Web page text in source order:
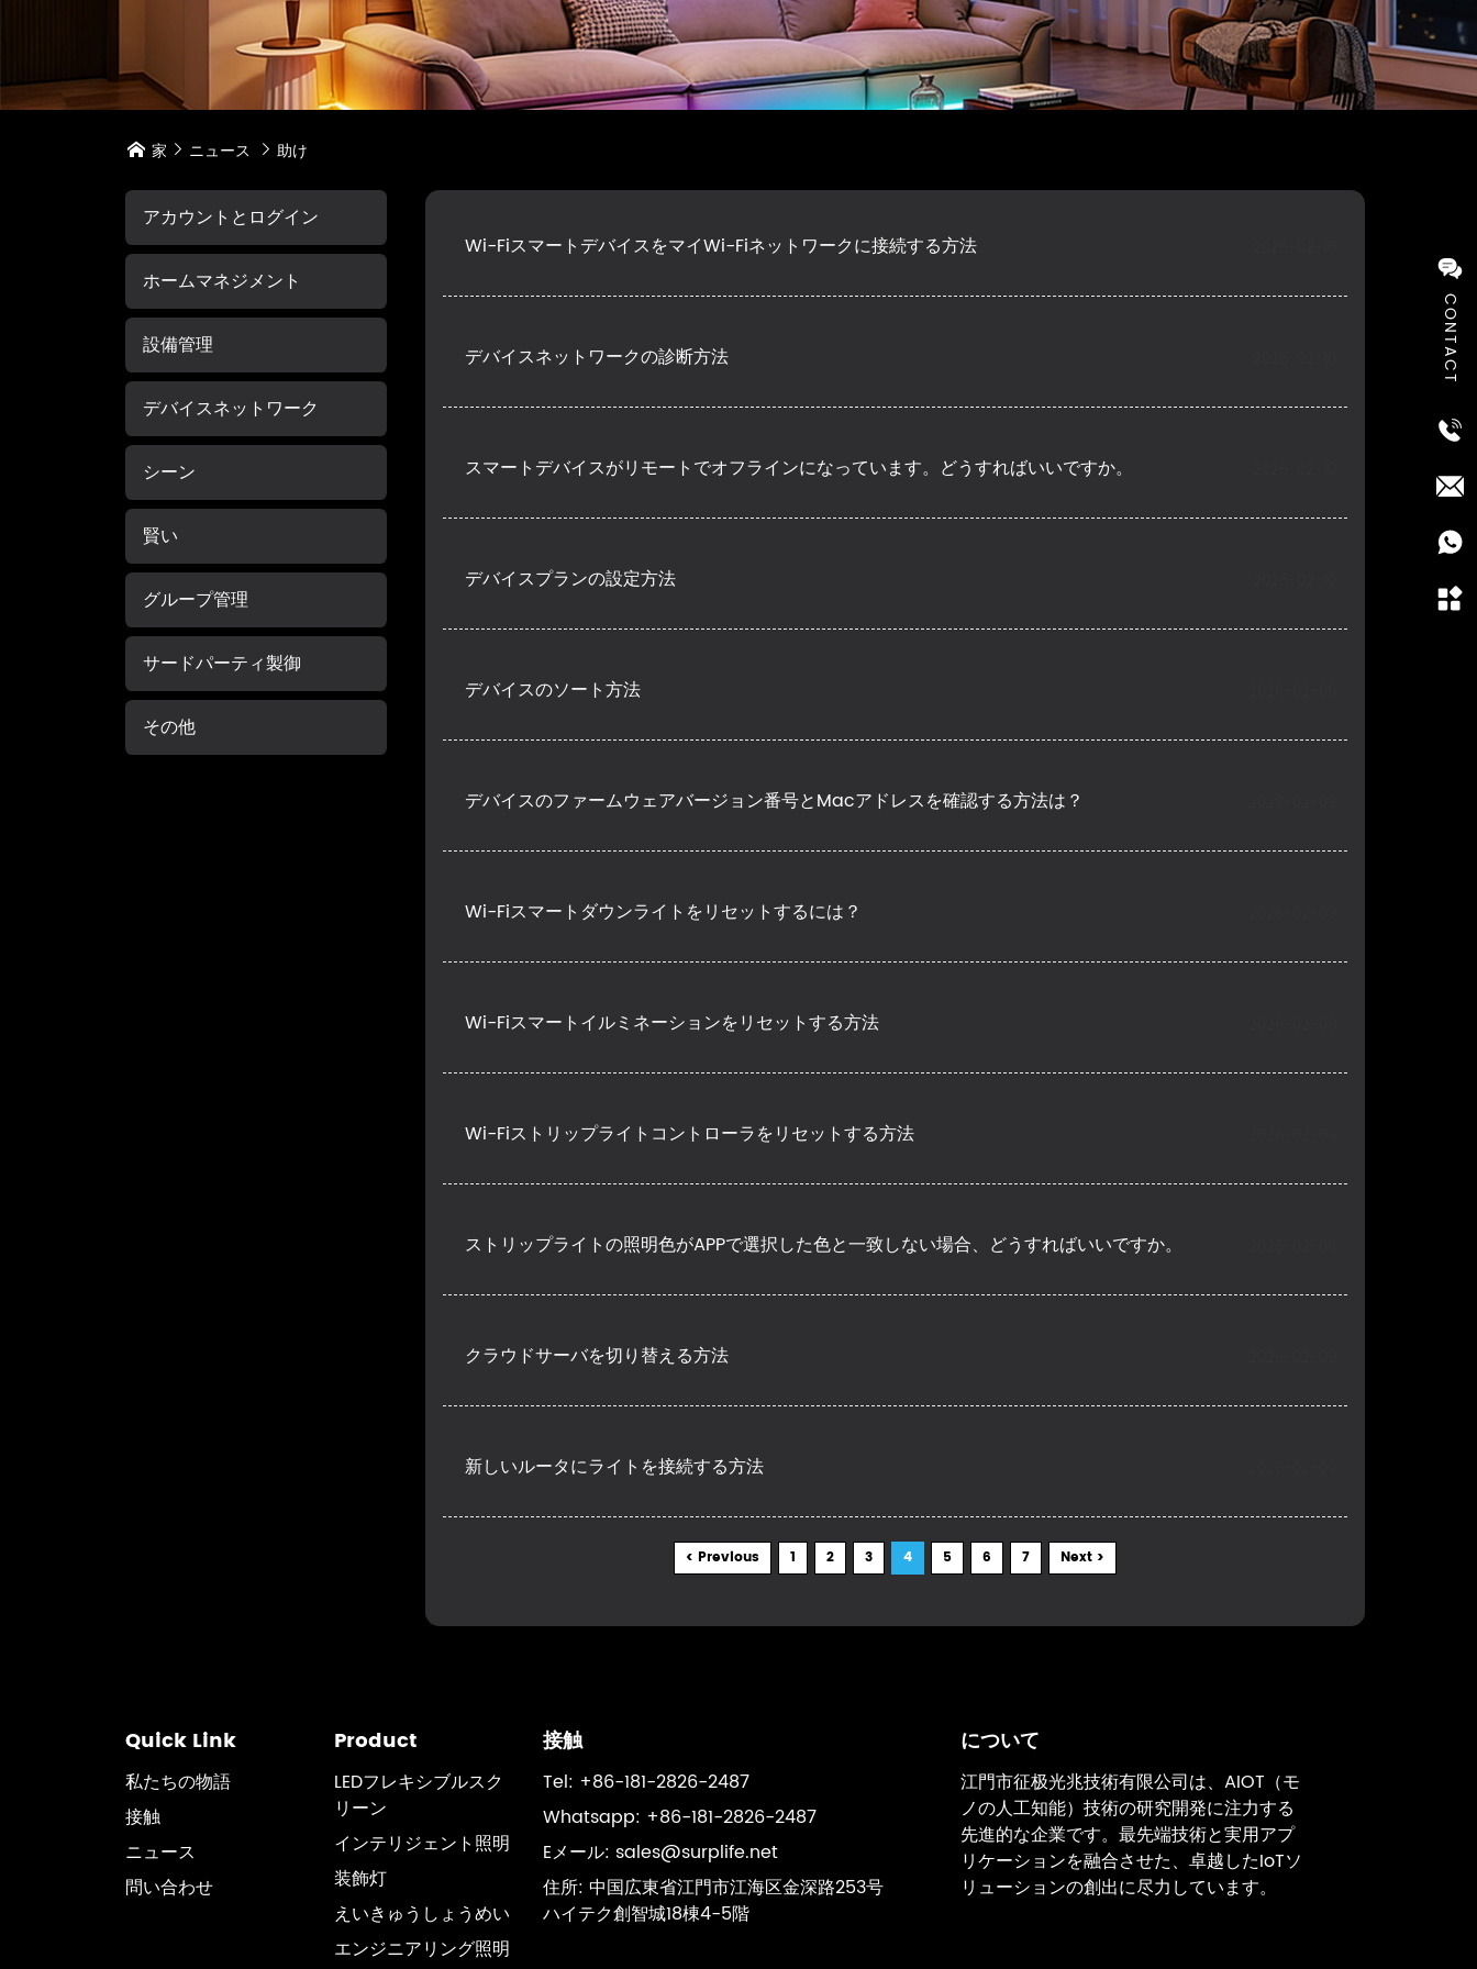
 家  ニュース  助け
アカウントとログイン
ホームマネジメント
設備管理
デバイスネットワーク
シーン
賢い
グループ管理
サードパーティ製御
その他
Wi-FiスマートデバイスをマイWi-Fiネットワークに接続する方法
デバイスネットワークの診断方法
スマートデバイスがリモートでオフラインになっています。どうすればいいですか。
デバイスプランの設定方法
デバイスのソート方法
デバイスのファームウェアバージョン番号とMacアドレスを確認する方法は？
Wi-Fiスマートダウンライトをリセットするには？
Wi-Fiスマートイルミネーションをリセットする方法
Wi-Fiストリップライトコントローラをリセットする方法
ストリップライトの照明色がAPPで選択した色と一致しない場合、どうすればいいですか。
クラウドサーバを切り替える方法
新しいルータにライトを接続する方法
< Previous 1 2 3 4 5 6 7 Next >
CONTACT
Quick Link
私たちの物語
接触
ニュース
問い合わせ
Product
LEDフレキシブルスク
リーン
インテリジェント照明
装飾灯
えいきゅうしょうめい
エンジニアリング照明
接触
Tel: +86-181-2826-2487
Whatsapp: +86-181-2826-2487
Eメール: sales@surplife.net
住所: 中国広東省江門市江海区金深路253号
ハイテク創智城18棟4-5階
について
江門市征极光兆技術有限公司は、AIOT（モ
ノの人工知能）技術の研究開発に注力する
先進的な企業です。最先端技術と実用アプ
リケーションを融合させた、卓越したIoTソ
リューションの創出に尽力しています。